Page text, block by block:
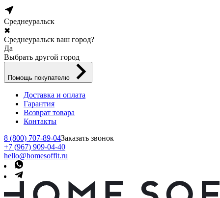
Среднеуральск
✖
Среднеуральск ваш город?
Да
Выбрать другой город
Помощь покупателю
Доставка и оплата
Гарантия
Возврат товара
Контакты
8 (800) 707-89-04Заказать звонок
+7 (967) 909-04-40
hello@homesoffit.ru